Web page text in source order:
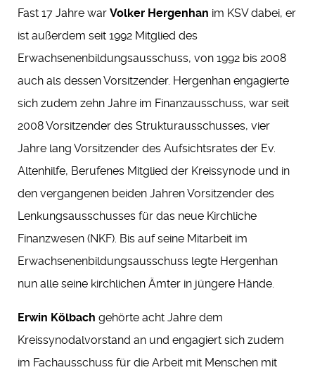
Fast 17 Jahre war Volker Hergenhan im KSV dabei, er
ist außerdem seit 1992 Mitglied des
Erwachsenenbildungsausschuss, von 1992 bis 2008
auch als dessen Vorsitzender. Hergenhan engagierte
sich zudem zehn Jahre im Finanzausschuss, war seit
2008 Vorsitzender des Strukturausschusses, vier
Jahre lang Vorsitzender des Aufsichtsrates der Ev.
Altenhilfe, Berufenes Mitglied der Kreissynode und in
den vergangenen beiden Jahren Vorsitzender des
Lenkungsausschusses für das neue Kirchliche
Finanzwesen (NKF). Bis auf seine Mitarbeit im
Erwachsenenbildungsausschuss legte Hergenhan
nun alle seine kirchlichen Ämter in jüngere Hände.
Erwin Kölbach gehörte acht Jahre dem
Kreissynodalvorstand an und engagiert sich zudem
im Fachausschuss für die Arbeit mit Menschen mit